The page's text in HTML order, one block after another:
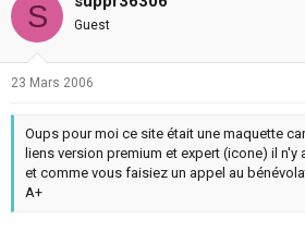
S Guest
23 Mars 2006
Oups pour moi ce site était une maquette
liens version premium et expert (icone) il n'y
et comme vous faisiez un appel au
A+